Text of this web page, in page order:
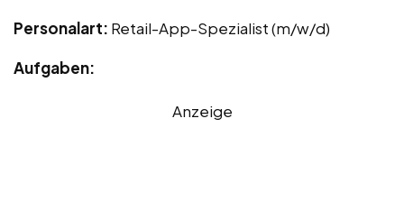
Personalart: Retail-App-Spezialist (m/w/d)
Aufgaben:
Anzeige